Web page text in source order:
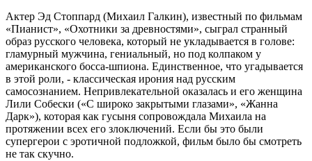
Актер Эд Стоппард (Михаил Галкин), известный по фильмам
«Пианист», «Охотники за древностями», сыграл странный
образ русского человека, который не укладывается в голове:
гламурный мужчина, гениальный, но под колпаком у
американского босса-шпиона. Единственное, что угадывается
в этой роли, - классическая ирония над русским
самосознанием. Непривлекательной оказалась и его женщина
Лили Собески («С широко закрытыми глазами», «Жанна
Дарк»), которая как гусыня сопровождала Михаила на
протяжении всех его злоключений. Если бы это были
супергерои с эротичной подложкой, фильм было бы смотреть
не так скучно.